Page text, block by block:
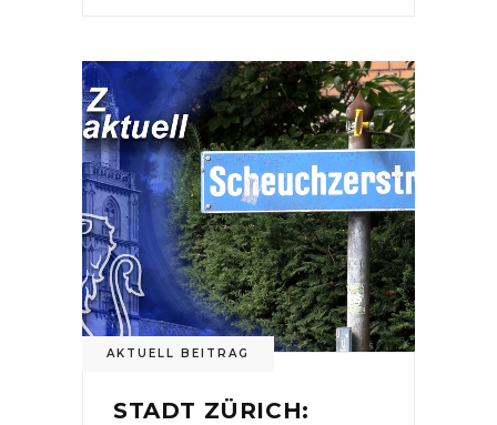
AKTUELL BEITRAG
STADT ZÜRICH: